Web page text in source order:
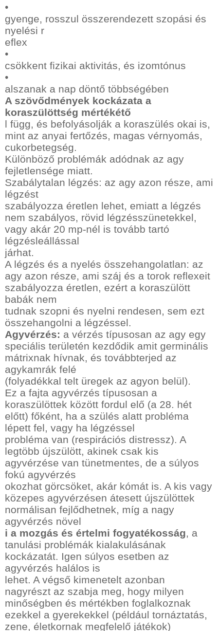
•
gyenge, rosszul összerendezett szopási és
nyelési r
eflex
•
csökkent fizikai aktivitás, és izomtónus
•
alszanak a nap döntő többségében
A szövődmények kockázata a
koraszülöttség mértékétő
l függ, és befolyásolják a koraszülés okai is,
mint az anyai fertőzés, magas vérnyomás,
cukorbetegség.
Különböző problémák adódnak az agy
fejletlensége miatt.
Szabálytalan légzés: az agy azon része, ami
légzést
szabályozza éretlen lehet, emiatt a légzés
nem szabályos, rövid légzésszünetekkel,
vagy akár 20 mp-nél is tovább tartó
légzésleállással
járhat.
A légzés és a nyelés összehangolatlan: az
agy azon része, ami száj és a torok reflexeit
szabályozza éretlen, ezért a koraszülött
babák nem
tudnak szopni és nyelni rendesen, sem ezt
összehangolni a légzéssel.
Agyvérzés: a vérzés típusosan az agy egy
speciális területén kezdődik amit germinális
mátrixnak hívnak, és továbbterjed az
agykamrák felé
(folyadékkal telt üregek az agyon belül).
Ez a fajta agyvérzés típusosan a
koraszülöttek között fordul elő (a 28. hét
előtt) főként, ha a szülés alatt probléma
lépett fel, vagy ha légzéssel
probléma van (respirációs distressz). A
legtöbb újszülött, akinek csak kis
agyvérzése van tünetmentes, de a súlyos
fokú agyvérzés
okozhat görcsöket, akár kómát is. A kis vagy
közepes agyvérzésen átesett újszülöttek
normálisan fejlődhetnek, míg a nagy
agyvérzés növel
i a mozgás és értelmi fogyatékosság, a
tanulási problémák kialakulásának
kockázatát. Igen súlyos esetben az
agyvérzés halálos is
lehet. A végső kimenetelt azonban
nagyrészt az szabja meg, hogy milyen
minőségben és mértékben foglalkoznak
ezekkel a gyerekekkel (például tornáztatás,
zene, életkornak megfelelő játékok)